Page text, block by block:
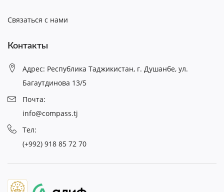
Связаться с нами
Контакты
Адрес: Республика Таджикистан, г. Душанбе, ул.
Багаутдинова 13/5
Почта:
info@compass.tj
Тел:
(+992) 918 85 72 70